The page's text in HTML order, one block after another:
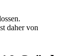
daher von